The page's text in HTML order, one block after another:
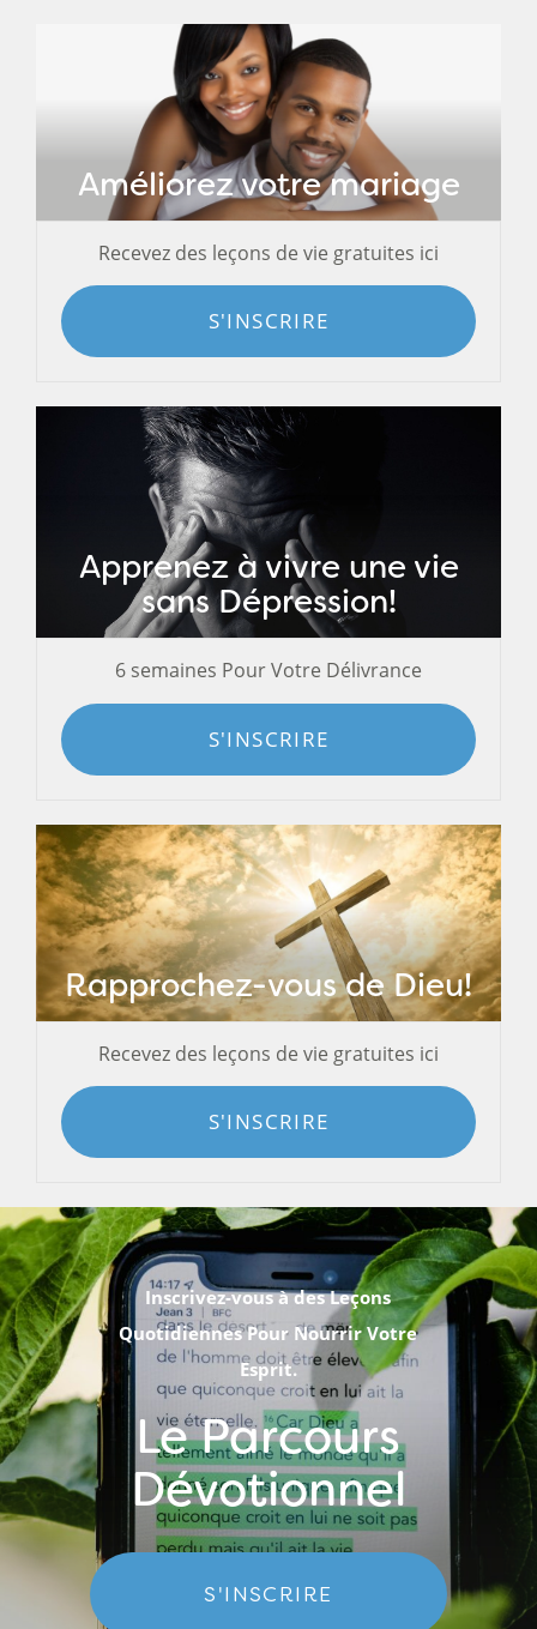
Améliorez votre mariage
Recevez des leçons de vie gratuites ici
S'INSCRIRE
Apprenez à vivre une vie
sans Dépression!
6 semaines Pour Votre Délivrance
S'INSCRIRE
Rapprochez-vous de Dieu!
Recevez des leçons de vie gratuites ici
S'INSCRIRE
Inscrivez-vous à des Leçons
Quotidiennes Pour Nourrir Votre
Esprit.
Le Parcours
Dévotionnel
S'INSCRIRE